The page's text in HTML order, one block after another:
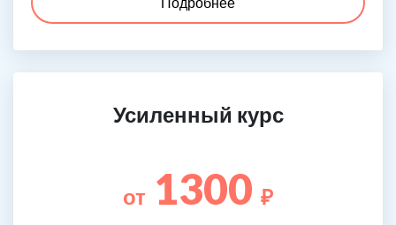
Усиленный курс
от 1300 ₽